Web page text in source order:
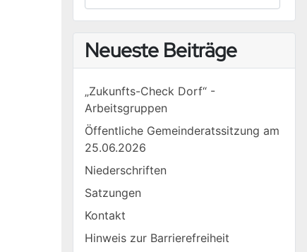
Neueste Beiträge
„Zukunfts-Check Dorf“ -
Arbeitsgruppen
Öffentliche Gemeinderatssitzung am
25.06.2026
Niederschriften
Satzungen
Kontakt
Hinweis zur Barrierefreiheit